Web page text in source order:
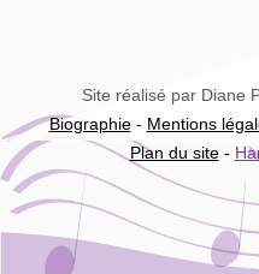
Site réalisé par Diane
Biographie- Mentions
Plan du site-